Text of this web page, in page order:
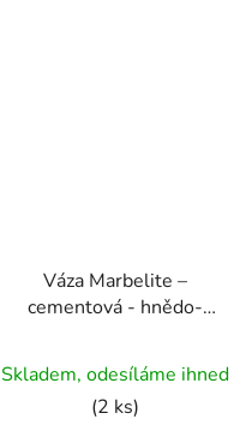
Váza Marbelite –
cementová - hnědo-
hodnocení
produktu
Skladem, odesíláme ihned
(2 ks)